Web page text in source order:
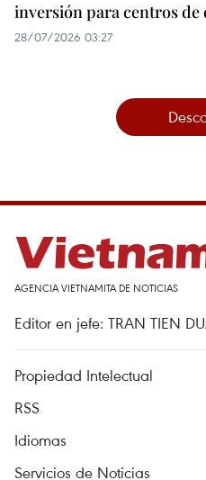
inversión para centros de
28/07/2026 03:27
AGENCIA VIETNAMITA DE NOTICIAS
Editor en jefe: TRAN TIEN
Propiedad Intelectual
RSS
Idiomas
Servicios de Noticias